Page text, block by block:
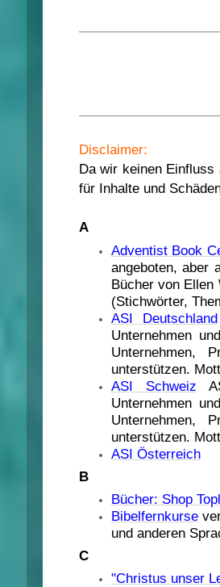
Disclaimer:
Da wir keinen Einfluss
für Inhalte und
A
Adventist Book
angeboten, aber
Bücher von
(Stichwörter,
ASI Deutschland
Unternehmen
Unternehmen,
unterstützen.
ASI Schweiz
Unternehmen
Unternehmen,
unterstützen.
ASI Österreich
B
Bücher: Shop
Bibelfernkurse
und anderen
C
"Christus unser